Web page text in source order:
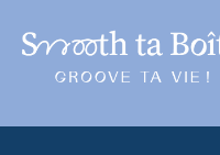
contenu